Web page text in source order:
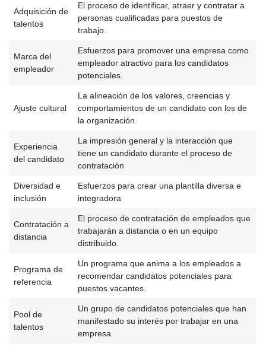
Adquisición de
talentos
El proceso de identificar, atraer y contratar a
personas cualificadas para puestos de
trabajo.
Marca del
empleador
Esfuerzos para promover una empresa como
empleador atractivo para los candidatos
potenciales.
Ajuste cultural
La alineación de los valores, creencias y
comportamientos de un candidato con los de
la organización.
Experiencia
del candidato
La impresión general y la interacción que
tiene un candidato durante el proceso de
contratación
Diversidad e
inclusión
Esfuerzos para crear una plantilla diversa e
integradora
Contratación a
distancia
El proceso de contratación de empleados que
trabajarán a distancia o en un equipo
distribuido.
Programa de
referencia
Un programa que anima a los empleados a
recomendar candidatos potenciales para
puestos vacantes.
Pool de
talentos
Un grupo de candidatos potenciales que han
manifestado su interés por trabajar en una
empresa.